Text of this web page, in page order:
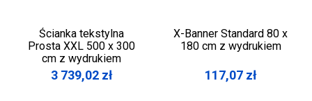
Ścianka tekstylna
Prosta XXL 500 x 300
cm z wydrukiem
3 739,02 zł
X-Banner Standard 80 x
180 cm z wydrukiem
117,07 zł